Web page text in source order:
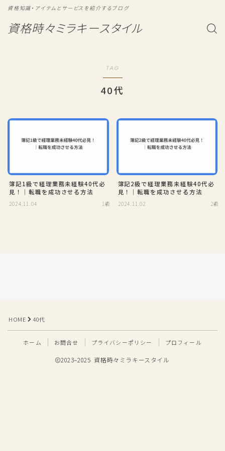
資格時々ミラキースタイル
資格知識・アイテムとサービスを紹介するブログ
TAG
40代
簿記1級で経理業務未経験40代必
見！｜転職を成功させる方法
2024.11.04 1級
簿記2級で経理業務未経験40代必
見！｜転職を成功させる方法
2024.11.02 2級
HOME 40代
ホーム お問合せ プライバシーポリシー プロフィール
2023–2025 資格時々ミラキースタイル